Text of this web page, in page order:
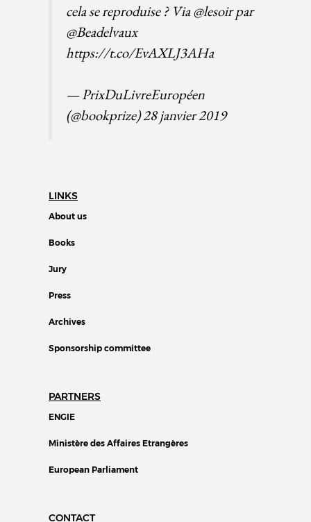
cela se reproduise ? Via@lesoirpar
@Beadelvaux
https://t.co/EvAXLJ3AHa
— PrixDuLivreEuropéen
(@bookprize)28 janvier 2019
LINKS
About us
Books
Jury
Press
Archives
Sponsorship committee
PARTNERS
ENGIE
Ministère des Affaires Etrangères
European Parliament
CONTACT